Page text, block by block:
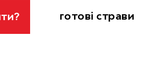
ксантанова камедь), олія
кукурудзяний, вино біле сухе,
готові страви